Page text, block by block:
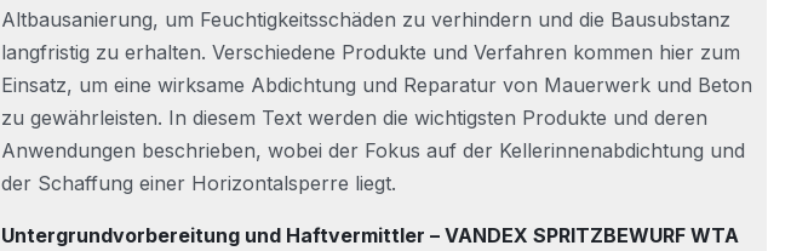
Altbausanierung, um Feuchtigkeitsschäden zu verhindern und die Bausubstanz
langfristig zu erhalten. Verschiedene Produkte und Verfahren kommen hier zum
Einsatz, um eine wirksame Abdichtung und Reparatur von Mauerwerk und Beton
zu gewährleisten. In diesem Text werden die wichtigsten Produkte und deren
Anwendungen beschrieben, wobei der Fokus auf der Kellerinnenabdichtung und
der Schaffung einer Horizontalsperre liegt.
Untergrundvorbereitung und Haftvermittler – VANDEX SPRITZBEWURF WTA